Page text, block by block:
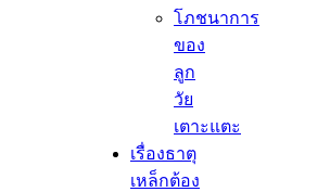
โภชนาการ
ของ
ลูก
วัย
เตาะแตะ
เรื่องธาตุ
เหล็กต้อง